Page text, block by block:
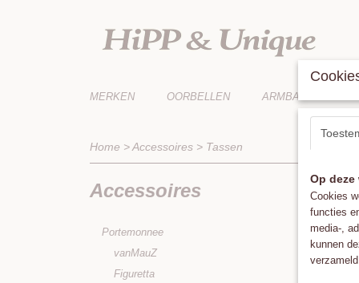
MERKEN OORBELLEN ARMBANDEN
Home >Accessoires > Tassen
Accessoires
Portemonnee
vanMauZ
Figuretta
Sorteer
Op
Cookies
functies
media-,
kunnen